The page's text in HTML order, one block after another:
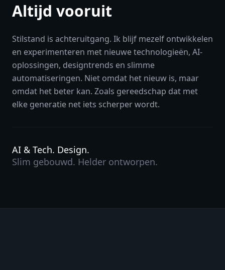
Altijd vooruit
Stilstand is achteruitgang. Ik blijf mezelf ontwikkelen
en experimenteren met nieuwe technologieën, AI-
oplossingen, designtrends en slimme
automatiseringen. Niet omdat het nieuw is, maar
omdat het beter kan. Zoals gereedschap dat met
elke generatie net iets scherper wordt.
AI & Tech. Design.
Slim gebouwd. Helder ontworpen.